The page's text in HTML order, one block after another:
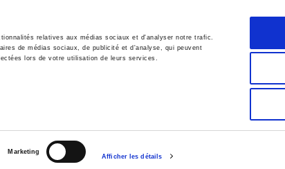
relatives aux médias sociaux et d'analyser notre trafic.
de médias sociaux, de publicité et d'analyse, qui peuvent
lors de votre utilisation de leurs services.
Marketing
Afficher les détails
Français
International